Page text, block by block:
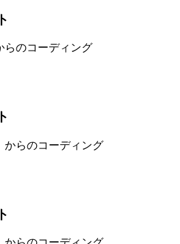
らのコーディング
からのコーディング